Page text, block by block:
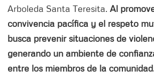
Arboleda Santa Teresita. Al
convivencia pacífica y el respeto
busca prevenir situaciones de
generando un ambiente de
entre los miembros de la